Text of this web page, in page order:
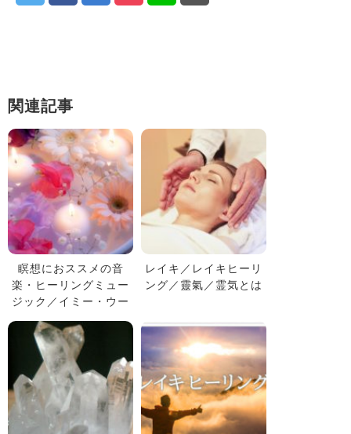
関連記事
瞑想におススメの音
楽・ヒーリングミュー
ジック／イミー・ウー
然の音など
レイキ／レイキヒーリ
ング／靈氣／霊気とは